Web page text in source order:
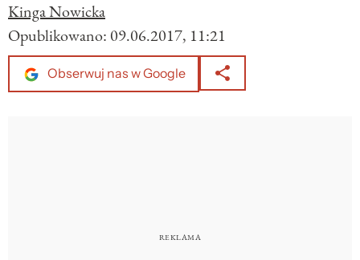
Kinga Nowicka
Opublikowano: 09.06.2017, 11:21
Obserwuj nas w Google